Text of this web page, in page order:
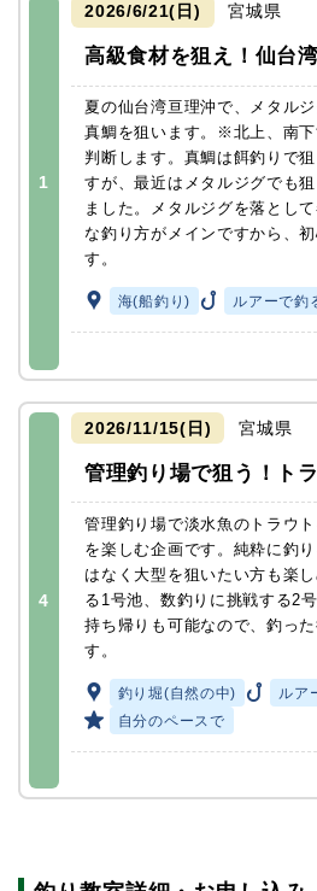
1
2026/6/21(日) 宮城県
高級食材を狙え！仙台
夏の仙台湾亘理沖で、メタル
真鯛を狙います。※北上、南
判断します。真鯛は餌釣りで
すが、最近はメタルジグでも
ました。メタルジグを落とし
な釣り方がメインですから、
す。
海(船釣り) ルアーで釣
4
2026/11/15(日) 宮城県
管理釣り場で狙う！ト
管理釣り場で淡水魚のトラウ
を楽しむ企画です。純粋に釣
はなく大型を狙いたい方も楽
る1号池、数釣りに挑戦する2
持ち帰りも可能なので、釣っ
す。
釣り堀(自然の中)
ルア
自分のペースで